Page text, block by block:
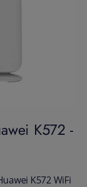
K572 -
K572 WiFi